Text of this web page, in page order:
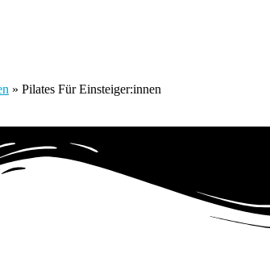
» Pilates Für Einsteiger:innen